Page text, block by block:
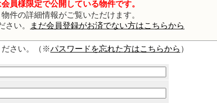
員様限定で公開している物件です。
件の詳細情報がご覧いただけます。
さい。
まだ会員登録がお済でない方はこちらから
ださい。（※パスワードを忘れた方はこちらから ）